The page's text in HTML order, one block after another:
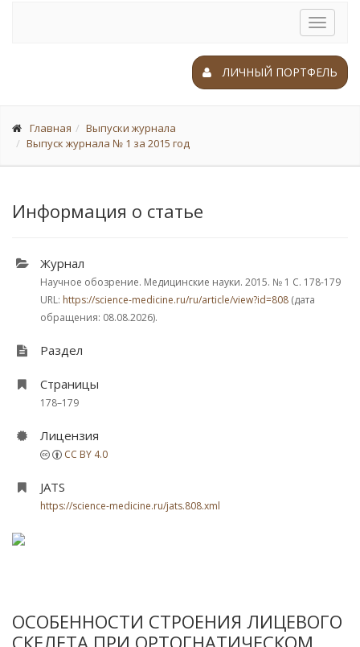
Toggle
ЛИЧНЫЙ ПОРТФЕЛЬ
Главная
Выпуски журнала
Выпуск журнала № 1 за 2015 год
Информация о статье
Журнал
Научное обозрение. Медицинские науки. 2015. № 1 С. 178-179
URL: https://science-medicine.ru/ru/article/view?id=808 (дата
обращения: 08.08.2026).
Раздел
Страницы
178–179
Лицензия
CC BY 4.0
JATS
https://science-medicine.ru/jats.808.xml
ОСОБЕННОСТИ СТРОЕНИЯ ЛИЦЕВОГО
СКЕЛЕТА ПРИ ОРТОГНАТИЧЕСКОМ